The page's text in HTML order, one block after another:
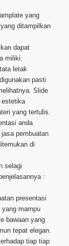
yang
ditampilkan
dapat
miliki.
letak
pasti
Slide
estetika
yang tertulis.
anda
pembuatan
di
selagi
:
presentasi
yang mampu
bawaan yang
tepat elegan.
tiap tiap